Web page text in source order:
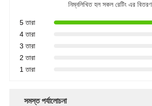
নিম্নলিখিত হল সকল রেটিং এর বিতরণ
5 তারা
4 তারা
3 তারা
2 তারা
1 তারা
সমস্ত পর্যালোচনা